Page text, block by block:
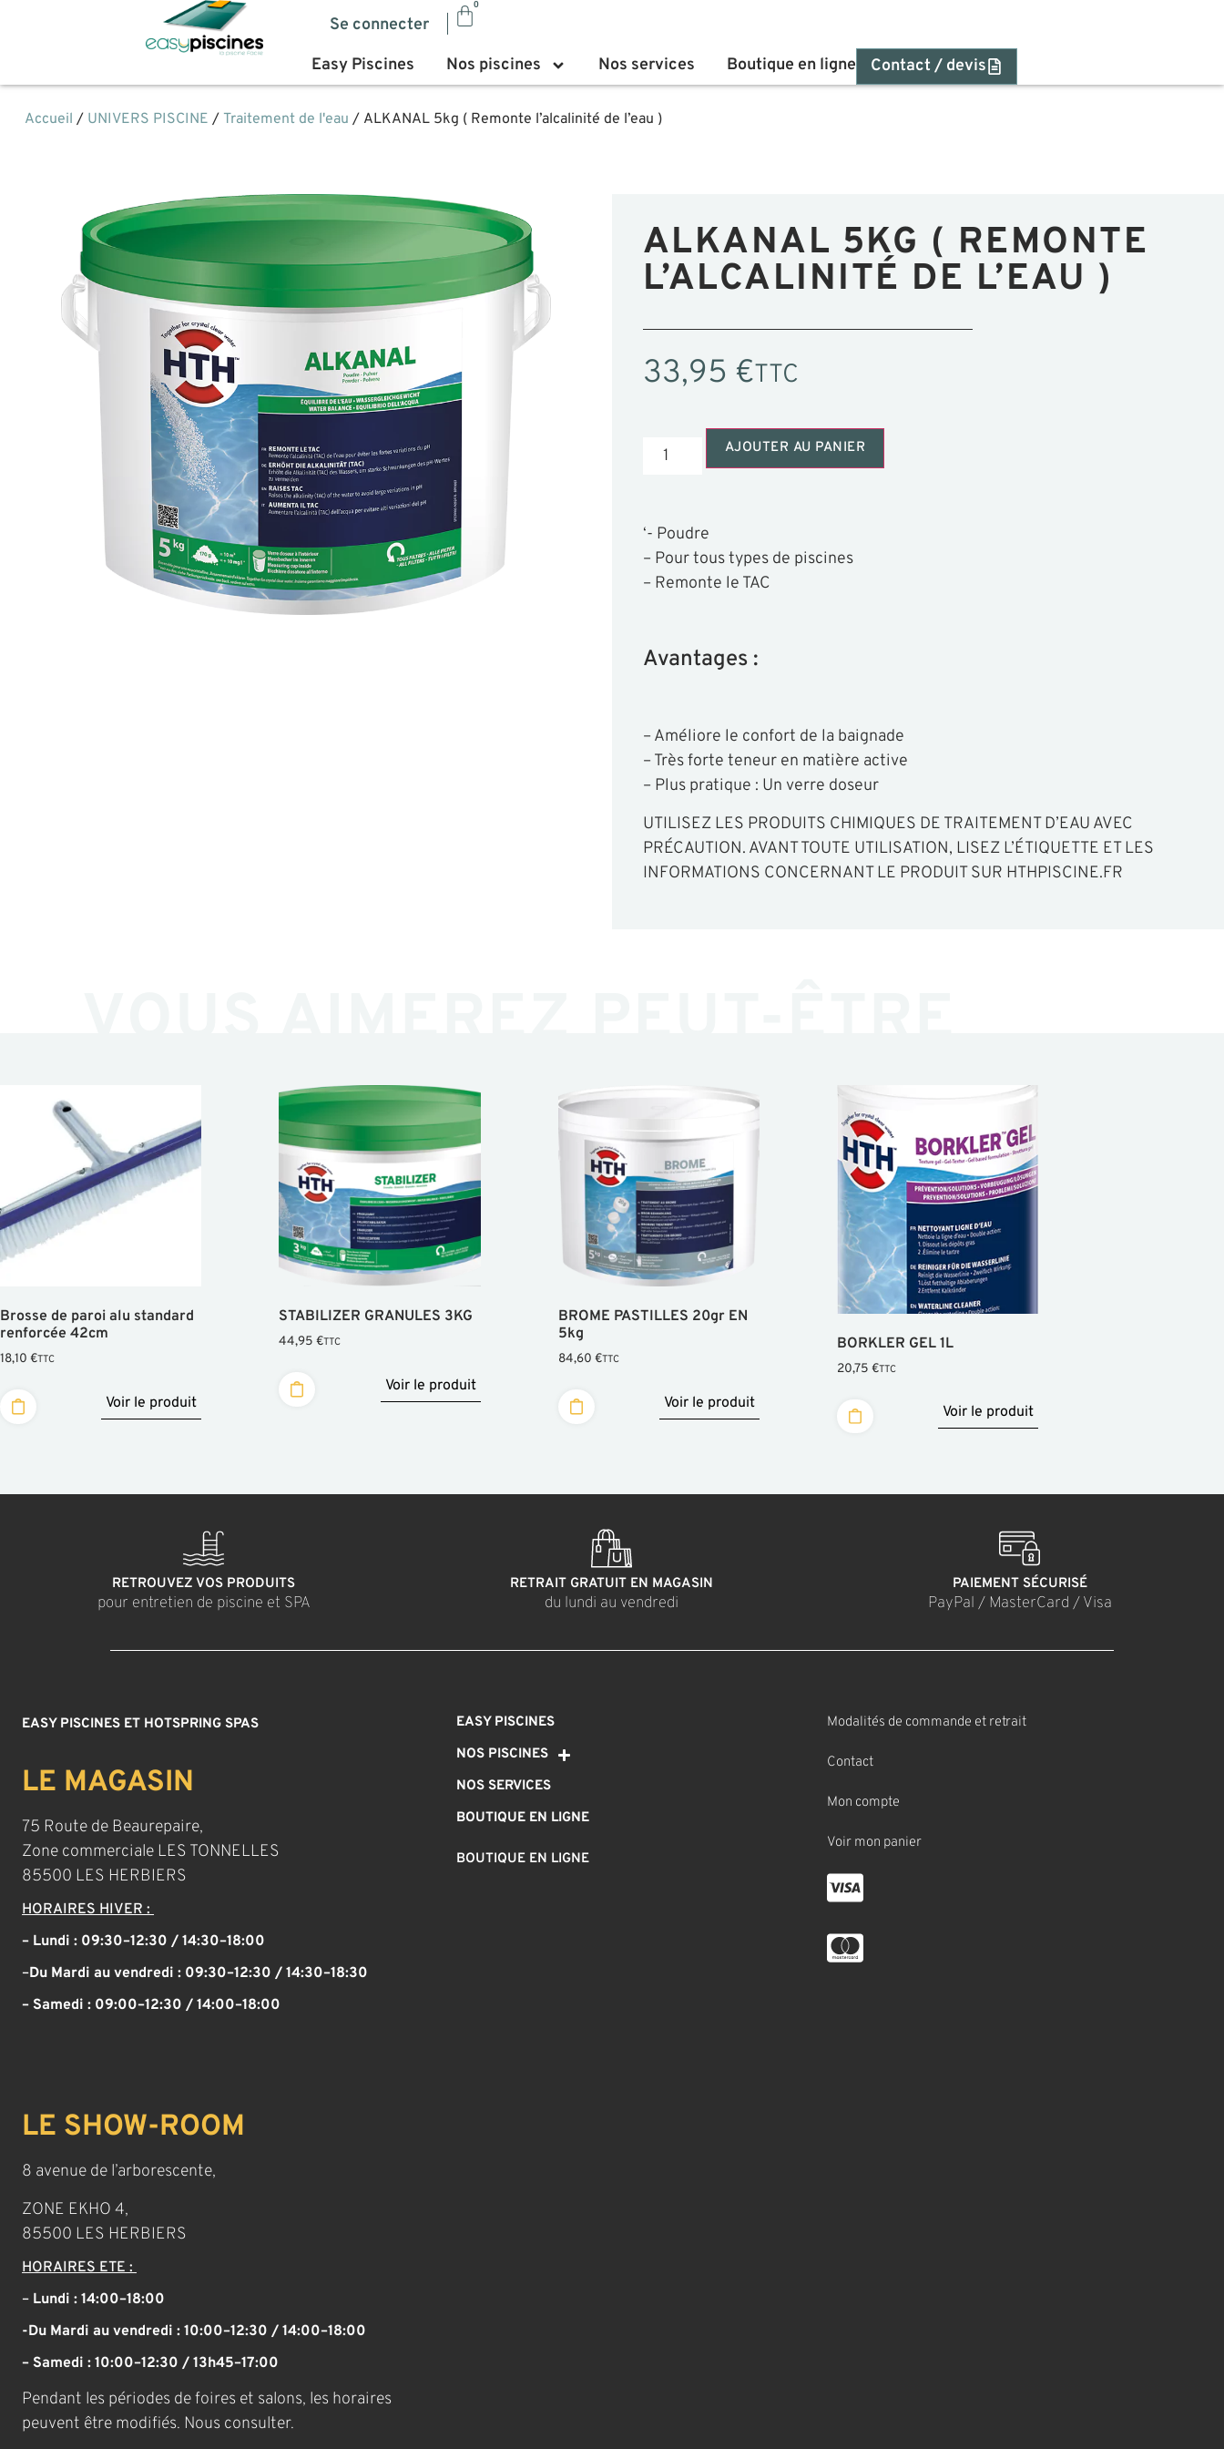
Se connecter
0
Easy Piscines Nos piscines Nos services Boutique en ligne Contact / devis
Accueil / UNIVERS PISCINE / Traitement de l'eau / ALKANAL 5kg ( Remonte l’alcalinité de l’eau )
ALKANAL 5KG ( REMONTE
L’ALCALINITÉ DE L’EAU )
33,95 €TTC
AJOUTER AU PANIER
‘- Poudre
– Pour tous types de piscines
– Remonte le TAC
Avantages :
– Améliore le confort de la baignade
– Très forte teneur en matière active
– Plus pratique : Un verre doseur
UTILISEZ LES PRODUITS CHIMIQUES DE TRAITEMENT D’EAU AVEC
PRÉCAUTION. AVANT TOUTE UTILISATION, LISEZ L’ÉTIQUETTE ET LES
INFORMATIONS CONCERNANT LE PRODUIT SUR HTHPISCINE.FR
Brosse de paroi alu standard
renforcée 42cm
18,10 €TTC
Voir le produit
STABILIZER GRANULES 3KG
44,95€TTC
Voir le produit
BROME PASTILLES 20gr EN
5kg
84,60 €TTC
Voir le produit
BORKLER GEL 1L
20,75 €TTC
Voir le produit
RETROUVEZ VOS PRODUITS
pour entretien de piscine et SPA
RETRAIT GRATUIT EN MAGASIN
du lundi au vendredi
PAIEMENT SÉCURISÉ
PayPal / MasterCard / Visa
EASY PISCINES ET HOTSPRING SPAS
LE MAGASIN
75 Route de Beaurepaire,
Zone commerciale LES TONNELLES
85500 LES HERBIERS
HORAIRES HIVER :
– Lundi : 09:30–12:30 / 14:30–18:00
–Du Mardi au vendredi : 09:30–12:30 / 14:30–18:30
– Samedi : 09:00–12:30 / 14:00–18:00
LE SHOW-ROOM
8 avenue de l’arborescente,
ZONE EKHO 4,
85500 LES HERBIERS
HORAIRES ETE :
– Lundi : 14:00–18:00
-Du Mardi au vendredi : 10:00–12:30 / 14:00–18:00
– Samedi : 10:00–12:30 / 13h45–17:00
Pendant les périodes de foires et salons, les horaires
peuvent être modifiés. Nous consulter.
EASY PISCINES
NOS PISCINES
NOS SERVICES
BOUTIQUE EN LIGNE
BOUTIQUE EN LIGNE
Modalités de commande et retrait
Contact
Mon compte
Voir mon panier